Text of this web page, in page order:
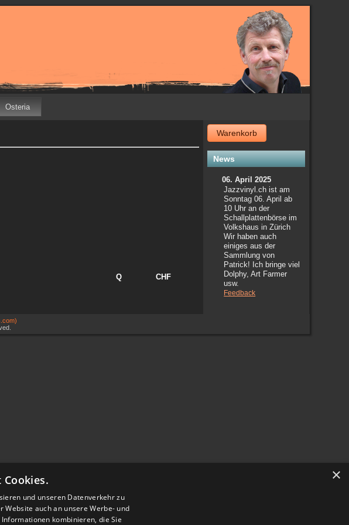
Osteria
Q CHF
Warenkorb
News
06. April 2025
Jazzvinyl.ch ist am
Sonntag 06. April ab
10 Uhr an der
Schallplattenbörse im
Volkshaus in Zürich
Wir haben auch
einiges aus der
Sammlung von
Patrick! Ich bringe viel
Dolphy, Art Farmer
usw.
Feedback
×
und unseren Datenverkehr zu
auch an unsere Werbe- und
kombinieren, die Sie